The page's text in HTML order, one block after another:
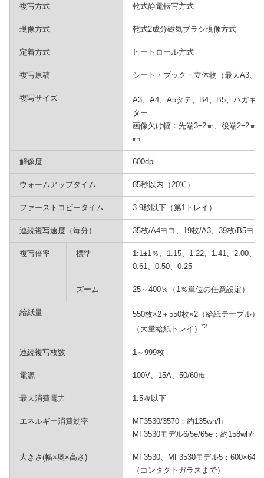
複写方式 乾式静電転写方式
現像方式 乾式2成分磁気ブラシ現像方式
定着方式 ヒートロール方式
複写原稿 シート・ブック・立体物（最大A3、
複写サイズ A3、A4、A5タテ、B4、B5、ハガキ
ター
画像欠け幅：先端3±2㎜、後端2±2㎜
㎜
解像度 600dpi
ウォームアップタイム 85秒以内（20℃）
ファーストコピータイム 3.9秒以下（第1トレイ）
連続複写速度（毎分） 35枚/A4ヨコ、19枚/A3、39枚/B5ヨコ
複写倍率 標準
1:1±1％、1.15、1.22、1.41、2.00、
0.61、0.50、0.25
ズーム 25～400％（1％単位の任意設定）
給紙量 550枚×2＋550枚×2（給紙テーブル）
（大量給紙トレイ） *2
連続複写枚数 1～999枚
電源 100V、15A、50/60㎐
最大消費電力 1.5㎾以下
エネルギー消費効率
MF3530/3570：約135wh/h
MF3530モデル6/5e/65e：約158wh/h
大きさ(幅×奥×高さ)
MF3530、MF3530モデル5：
（コンタクトガラスまで）